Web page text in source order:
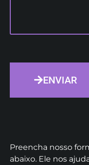
ENVIAR
Preencha nosso
abaixo. Ele nos